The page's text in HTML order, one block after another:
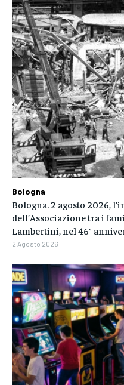
Bologna
Bologna. 2 agosto 2026,
dell’Associazione tra i
Lambertini, nel 46°
2 Agosto 2026